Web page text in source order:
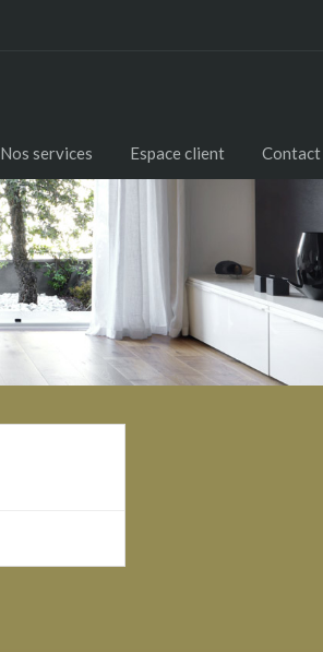
Nos services Espace client Contact